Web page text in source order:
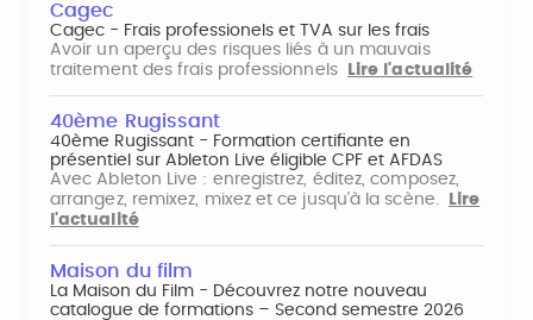
Cagec
Cagec - Frais professionels et TVA sur les frais
Avoir un aperçu des risques liés à un mauvais
traitement des frais professionnels
Lire l'actualité
40ème Rugissant
40ème Rugissant - Formation certifiante en
présentiel sur Ableton Live éligible CPF et AFDAS
Avec Ableton Live : enregistrez, éditez, composez,
arrangez, remixez, mixez et ce jusqu'à la scène.
Lire
l'actualité
Maison du film
La Maison du Film - Découvrez notre nouveau
catalogue de formations – Second semestre 2026